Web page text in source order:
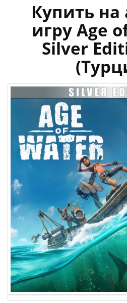
Купить на
игру Age
Silver